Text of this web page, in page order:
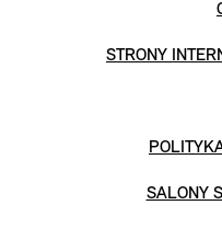
STRONY
SALONY